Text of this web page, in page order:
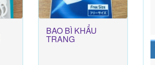
BAO BÌ KHẨU
TRANG